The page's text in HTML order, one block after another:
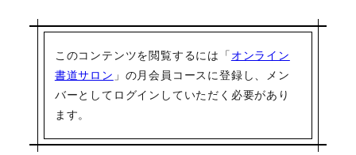
このコンテンツを閲覧するには「 オンライン
書道サロン 」の月会員コースに登録し、メン
バーとしてログインしていただく必要があり
ます。